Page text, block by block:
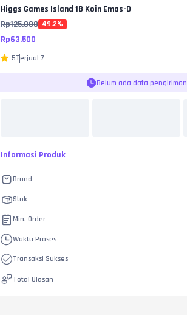
Higgs Games Island 1B Koin Emas-D
Rp125.000 49.2%
Rp63.500
5Terjual 7
Belum ada data pengiriman
Informasi Produk
Brand
Stok
Min. Order
Waktu Proses
Transaksi Sukses
Total Ulasan